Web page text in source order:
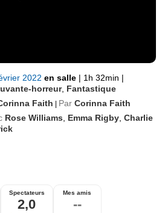
2022en salle | 1h 32min |
horreur, Fantastique
Faith | Par Corinna Faith
Rose Williams Emma Rigby ,Charlie
Spectateurs
2,0
Mes amis
--